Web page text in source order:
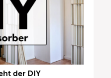
der DIY